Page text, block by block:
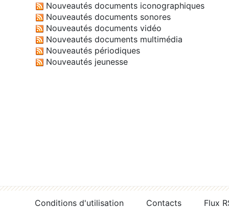
Nouveautés documents iconographiques
Nouveautés documents sonores
Nouveautés documents vidéo
Nouveautés documents multimédia
Nouveautés périodiques
Nouveautés jeunesse
Conditions d'utilisation Contacts
Flux